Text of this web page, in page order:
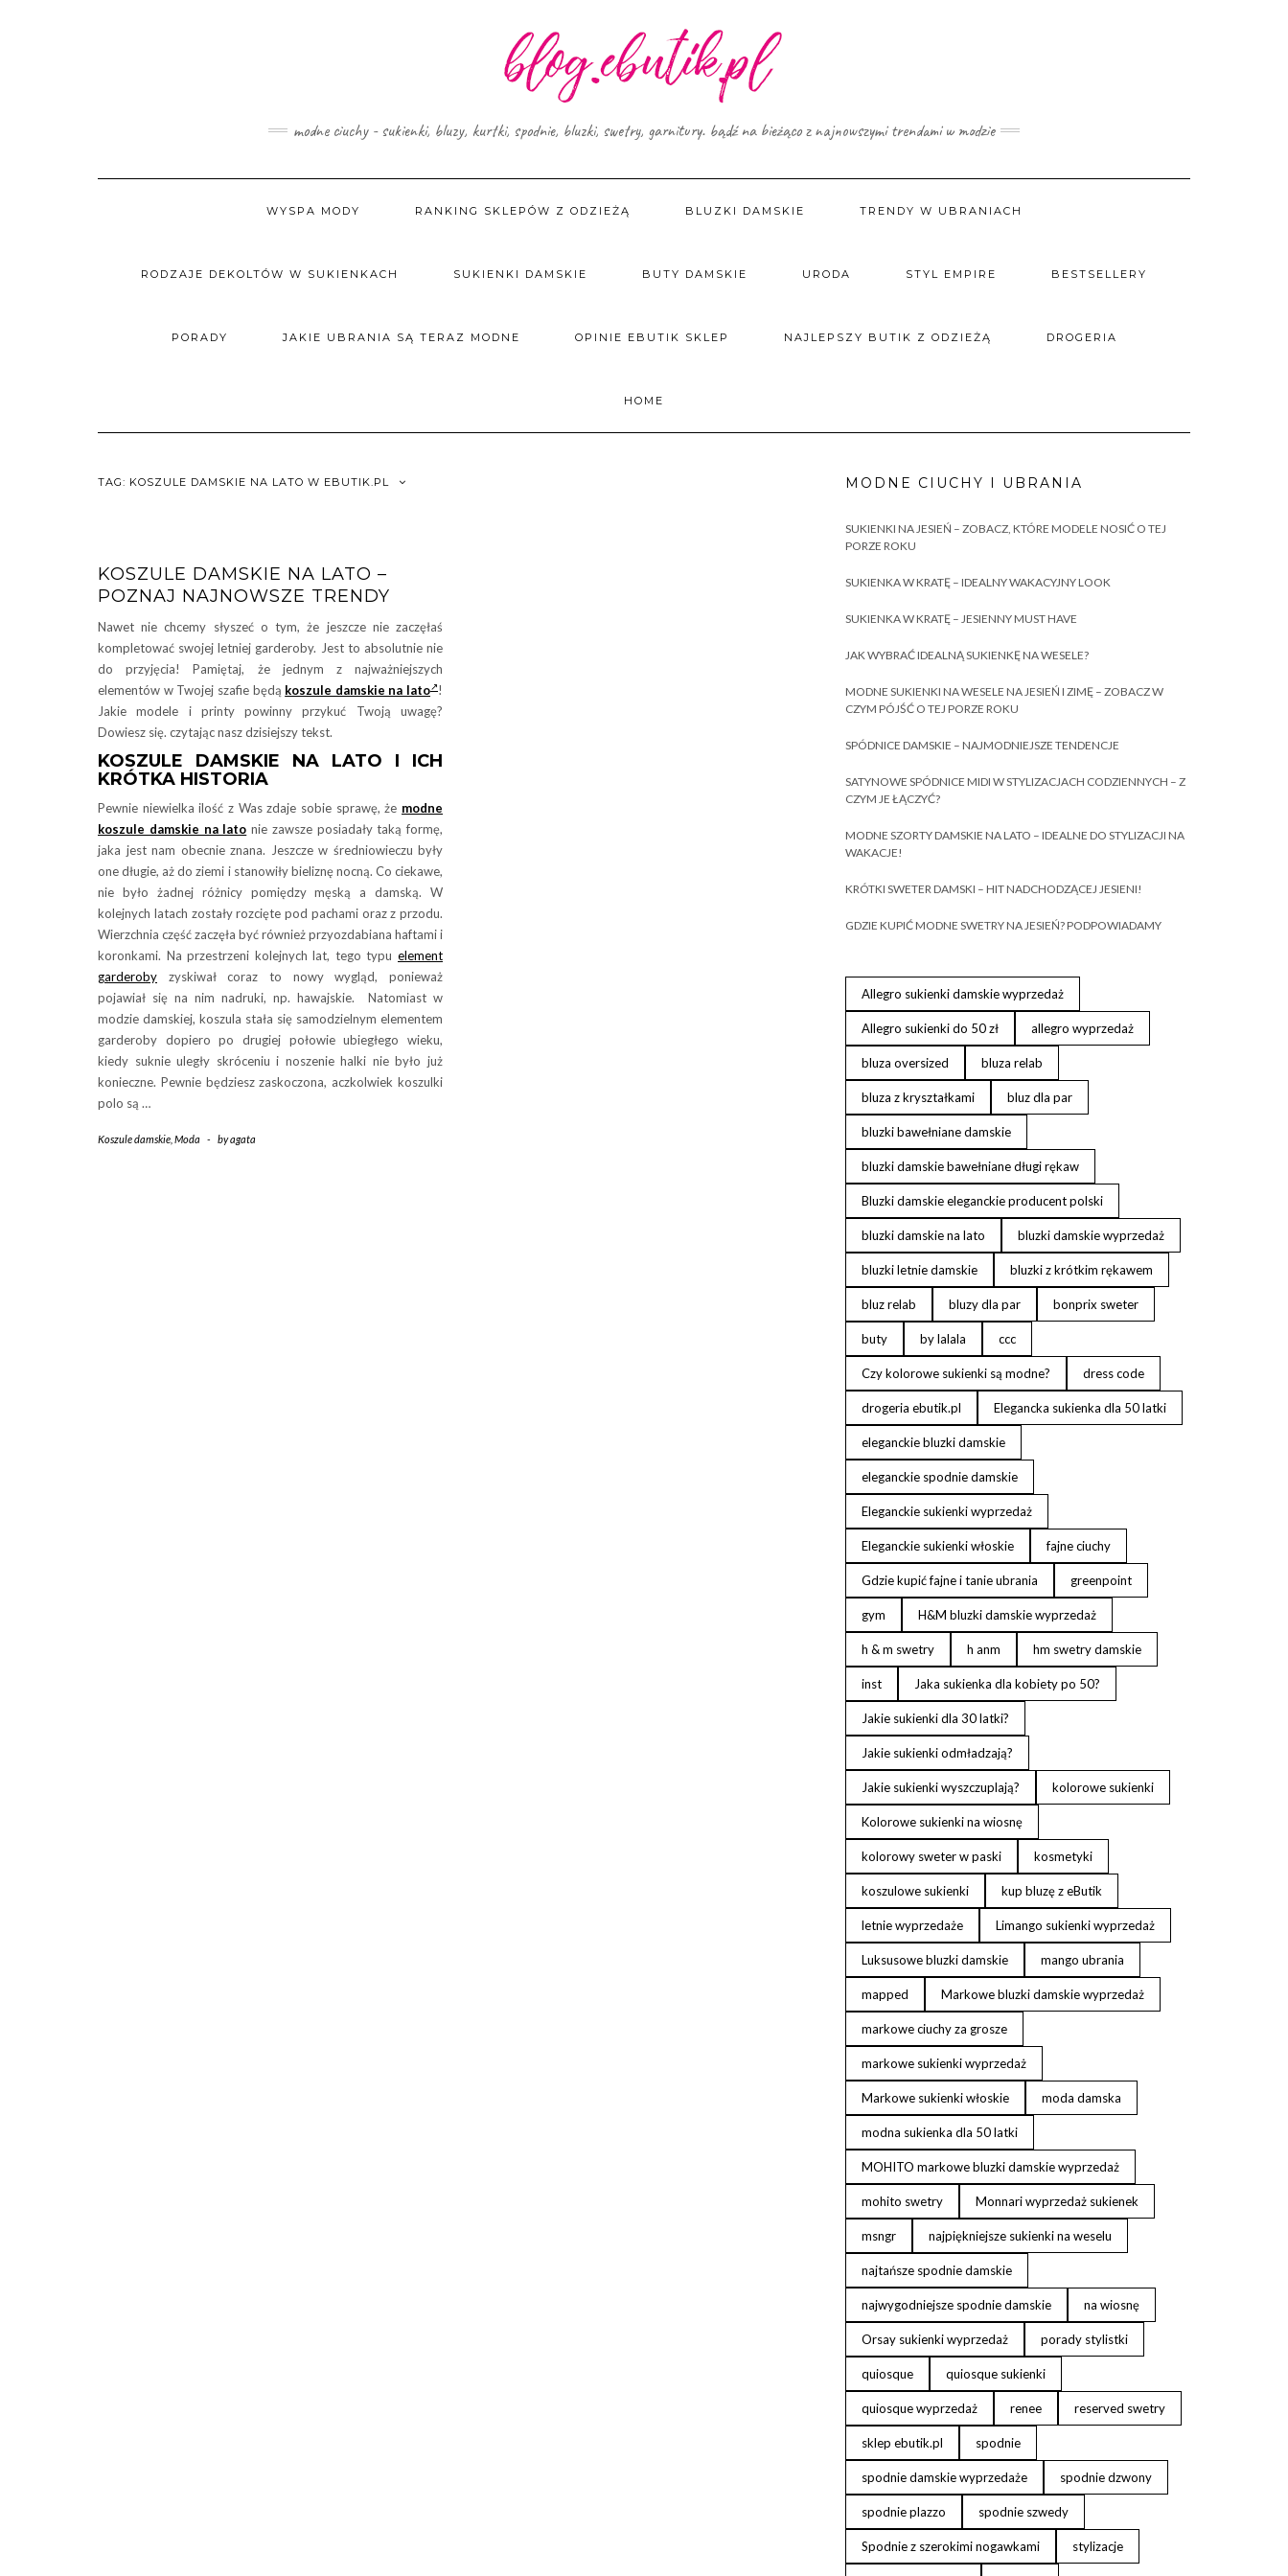
modne ciuchy - sukienki, bluzy, kurtki, spodnie, bluzki, swetry, garnitury. bądź na bieżąco z najnowszymi trendami w modzie
WYSPA MODY RANKING SKLEPÓW Z ODZIEŻĄ BLUZKI DAMSKIE TRENDY W UBRANIACH
RODZAJE DEKOLTÓW W SUKIENKACH SUKIENKI DAMSKIE BUTY DAMSKIE URODA STYL EMPIRE BESTSELLERY
PORADY JAKIE UBRANIA SĄ TERAZ MODNE OPINIE EBUTIK SKLEP NAJLEPSZY BUTIK Z ODZIEŻĄ DROGERIA
HOME
TAG: KOSZULE DAMSKIE NA LATO W EBUTIK.PL
KOSZULE DAMSKIE NA LATO –
POZNAJ NAJNOWSZE TRENDY
Nawet nie chcemy słyszeć o tym, że jeszcze nie zaczęłaś
kompletować swojej letniej garderoby. Jest to absolutnie nie
do przyjęcia! Pamiętaj, że jednym z najważniejszych
elementów w Twojej szafie będą koszule damskie na lato !
Jakie modele i printy powinny przykuć Twoją uwagę?
Dowiesz się. czytając nasz dzisiejszy tekst.
KOSZULE DAMSKIE NA LATO I ICH
KRÓTKA HISTORIA
Pewnie niewielka ilość z Was zdaje sobie sprawę, że modne
koszule damskie na lato nie zawsze posiadały taką formę,
jaka jest nam obecnie znana. Jeszcze w średniowieczu były
one długie, aż do ziemi i stanowiły bieliznę nocną. Co ciekawe,
nie było żadnej różnicy pomiędzy męską a damską. W
kolejnych latach zostały rozcięte pod pachami oraz z przodu.
Wierzchnia część zaczęła być również przyozdabiana haftami i
koronkami. Na przestrzeni kolejnych lat, tego typu element
garderoby zyskiwał coraz to nowy wygląd, ponieważ
pojawiał się na nim nadruki, np. hawajskie. Natomiast w
modzie damskiej, koszula stała się samodzielnym elementem
garderoby dopiero po drugiej połowie ubiegłego wieku,
kiedy suknie uległy skróceniu i noszenie halki nie było już
konieczne. Pewnie będziesz zaskoczona, aczkolwiek koszulki
polo są …
Koszule damskie Moda - byagata
MODNE CIUCHY I UBRANIA
SUKIENKI NA JESIEŃ – ZOBACZ, KTÓRE MODELE NOSIĆ O TEJ
PORZE ROKU
SUKIENKA W KRATĘ – IDEALNY WAKACYJNY LOOK
SUKIENKA W KRATĘ – JESIENNY MUST HAVE
JAK WYBRAĆ IDEALNĄ SUKIENKĘ NA WESELE?
MODNE SUKIENKI NA WESELE NA JESIEŃ I ZIMĘ – ZOBACZ W
CZYM PÓJŚĆ O TEJ PORZE ROKU
SPÓDNICE DAMSKIE – NAJMODNIEJSZE TENDENCJE
SATYNOWE SPÓDNICE MIDI W STYLIZACJACH CODZIENNYCH – Z
CZYM JE ŁĄCZYĆ?
MODNE SZORTY DAMSKIE NA LATO – IDEALNE DO STYLIZACJI NA
WAKACJE!
KRÓTKI SWETER DAMSKI – HIT NADCHODZĄCEJ JESIENI!
GDZIE KUPIĆ MODNE SWETRY NA JESIEŃ? PODPOWIADAMY
Allegro sukienki damskie wyprzedaż
Allegro sukienki do 50 zł allegro wyprzedaż
bluza oversized bluza relab
bluza z kryształkami bluz dla par
bluzki bawełniane damskie
bluzki damskie bawełniane długi rękaw
Bluzki damskie eleganckie producent polski
bluzki damskie na lato bluzki damskie wyprzedaż
bluzki letnie damskie bluzki z krótkim rękawem
bluz relab bluzy dla par bonprix sweter
buty by lalala ccc
Czy kolorowe sukienki są modne? dress code
drogeria ebutik.pl Elegancka sukienka dla 50 latki
eleganckie bluzki damskie
eleganckie spodnie damskie
Eleganckie sukienki wyprzedaż
Eleganckie sukienki włoskie fajne ciuchy
Gdzie kupić fajne i tanie ubrania greenpoint
gym H&M bluzki damskie wyprzedaż
h & m swetry h anm hm swetry damskie
inst Jaka sukienka dla kobiety po 50?
Jakie sukienki dla 30 latki?
Jakie sukienki odmładzają?
Jakie sukienki wyszczuplają? kolorowe sukienki
Kolorowe sukienki na wiosnę
kolorowy sweter w paski kosmetyki
koszulowe sukienki kup bluzę z eButik
letnie wyprzedaże Limango sukienki wyprzedaż
Luksusowe bluzki damskie mango ubrania
mapped Markowe bluzki damskie wyprzedaż
markowe ciuchy za grosze
markowe sukienki wyprzedaż
Markowe sukienki włoskie moda damska
modna sukienka dla 50 latki
MOHITO markowe bluzki damskie wyprzedaż
mohito swetry Monnari wyprzedaż sukienek
msngr najpiękniejsze sukienki na weselu
najtańsze spodnie damskie
najwygodniejsze spodnie damskie na wiosnę
Orsay sukienki wyprzedaż porady stylistki
quiosque quiosque sukienki
quiosque wyprzedaż renee reserved swetry
sklep ebutik.pl spodnie
spodnie damskie wyprzedaże spodnie dzwony
spodnie plazzo spodnie szwedy
Spodnie z szerokimi nogawkami stylizacje